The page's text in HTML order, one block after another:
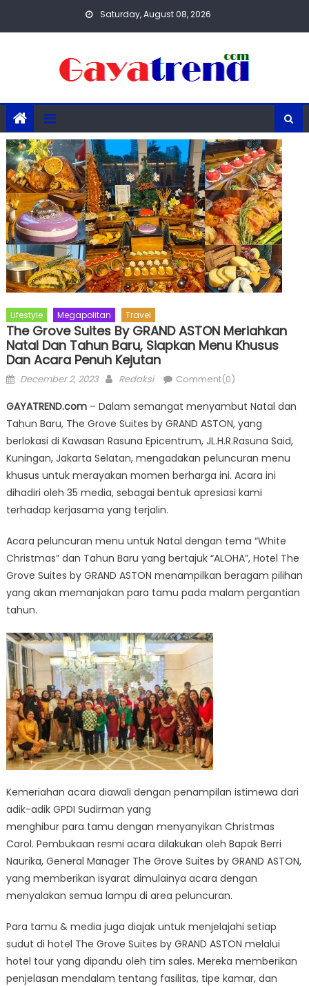
Saturday, August 08, 2026
Lifestyle Megapolitan Travel
The Grove Suites By GRAND ASTON Meriahkan
Natal Dan Tahun Baru, Siapkan Menu Khusus
Dan Acara Penuh Kejutan
Posted
December 2, 2023 Author
Redaksi Comment(0)
GAYATREND.com– Dalam semangat menyambut Natal dan
Tahun Baru, The Grove Suites by GRAND ASTON, yang
berlokasi di Kawasan Rasuna Epicentrum, JL.H.R.Rasuna Said,
Kuningan, Jakarta Selatan, mengadakan peluncuran menu
khusus untuk merayakan momen berharga ini. Acara ini
dihadiri oleh 35 media, sebagai bentuk apresiasi kami
terhadap kerjasama yang terjalin.
Acara peluncuran menu untuk Natal dengan tema “White
Christmas” dan Tahun Baru yang bertajuk “ALOHA”, Hotel The
Grove Suites by GRAND ASTON menampilkan beragam pilihan
yang akan memanjakan para tamu pada malam pergantian
tahun.
Kemeriahan acara diawali dengan penampilan istimewa dari
adik-adik GPDI Sudirman yang
menghibur para tamu dengan menyanyikan Christmas
Carol. Pembukaan resmi acara dilakukan oleh Bapak Berri
Naurika, General Manager The Grove Suites by GRAND ASTON,
yang memberikan isyarat dimulainya acara dengan
menyalakan semua lampu di area peluncuran.
Para tamu & media juga diajak untuk menjelajahi setiap
sudut di hotel The Grove Suites by GRAND ASTON melalui
hotel tour yang dipandu oleh tim sales. Mereka memberikan
penjelasan mendalam tentang fasilitas, tipe kamar, dan